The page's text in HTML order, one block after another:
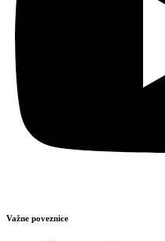
Važne poveznice